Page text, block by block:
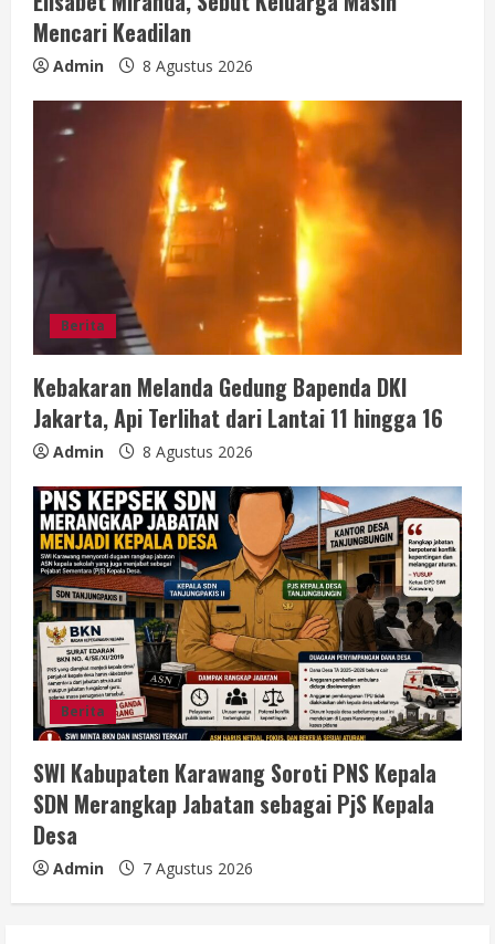
n
g
Mencari Keadilan
Admin 8 Agustus 2026
Berita
Kebakaran Melanda Gedung Bapenda DKI
Jakarta, Api Terlihat dari Lantai 11 hingga 16
Admin 8 Agustus 2026
Berita
SWI Kabupaten Karawang Soroti PNS Kepala
SDN Merangkap Jabatan sebagai PjS Kepala
Desa
Admin 7 Agustus 2026